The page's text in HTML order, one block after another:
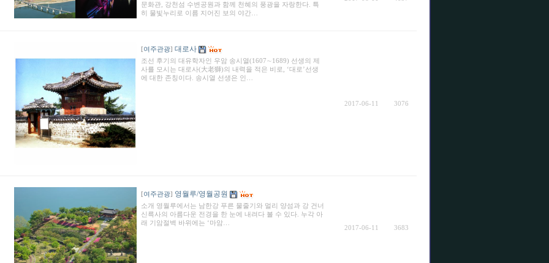
문화관, 강천섬 수변공원과 함께 천혜의 풍광을 자랑한다. 특
히 물빛누리로 이름 지어진 보의 야간…
[여주관광] 대로사
조선 후기의 대유학자인 우암 송시열(1607∼1689) 선생의 제
사를 모시는 대로사(大老獅)의 내력을 적은 비로, ‘대로’선생
에 대한 존칭이다. 송시열 선생은 인…
2017-06-11 3076
[여주관광] 영월루/영월공원
소개 영월루에서는 남한강 푸른 물줄기와 멀리 양섬과 강 건너
신륵사의 아름다운 전경을 한 눈에 내려다 볼 수 있다. 누각 아
래 기암절벽 바위에는 ‘마암…
2017-06-11 3683